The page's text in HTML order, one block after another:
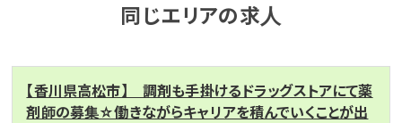
同じエリアの求人
【香川県高松市】 調剤も手掛けるドラッグストアにて薬
剤師の募集☆働きながらキャリアを積んでいくことが出